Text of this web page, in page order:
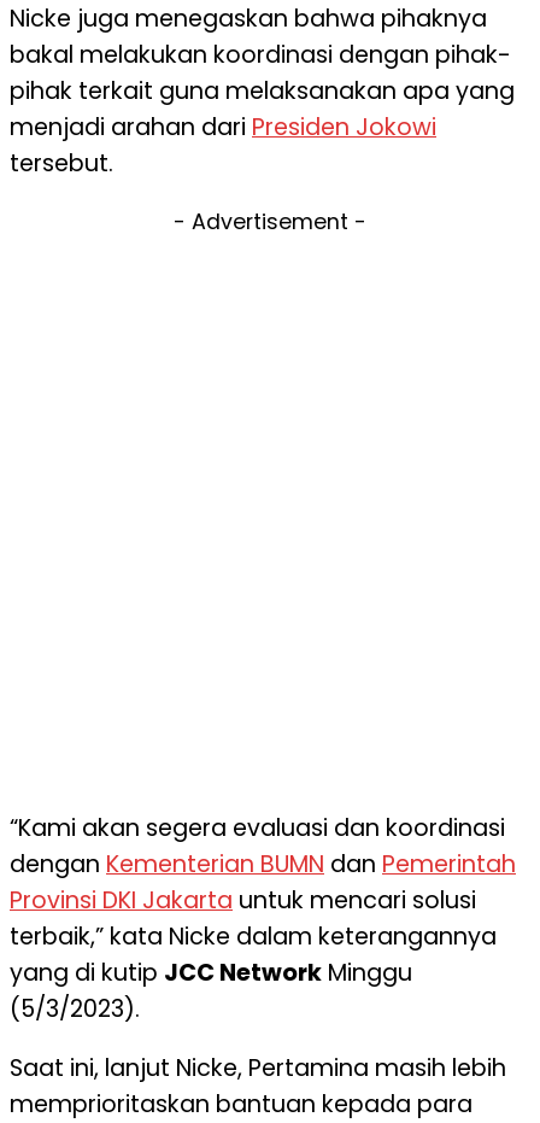
Nicke juga menegaskan bahwa pihaknya
bakal melakukan koordinasi dengan pihak-
pihak terkait guna melaksanakan apa yang
menjadi arahan dari Presiden Jokowi
tersebut.
- Advertisement -
“Kami akan segera evaluasi dan koordinasi
dengan Kementerian BUMN dan Pemerintah
Provinsi DKI Jakarta untuk mencari solusi
terbaik,” kata Nicke dalam keterangannya
yang di kutip JCC Network Minggu
(5/3/2023).
Saat ini, lanjut Nicke, Pertamina masih lebih
memprioritaskan bantuan kepada para